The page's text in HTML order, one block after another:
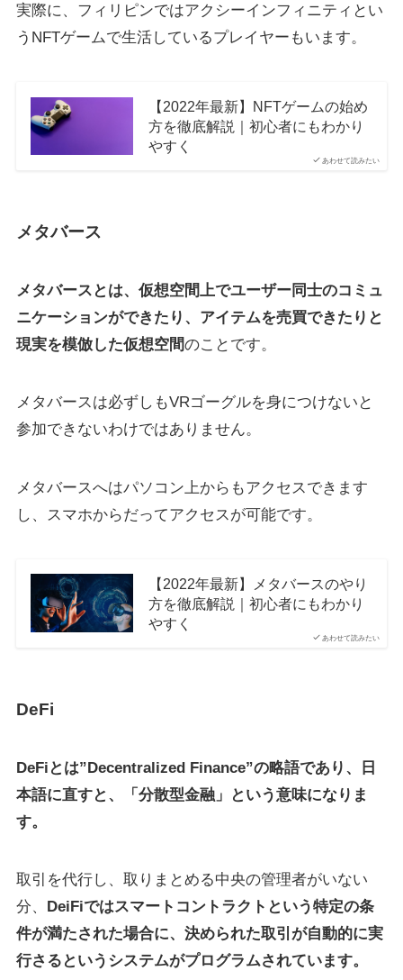
実際に、フィリピンではアクシーインフィニティとい
うNFTゲームで生活しているプレイヤーもいます。
あわせて読みたい
【2022年最新】NFTゲームの始め
方を徹底解説｜初心者にもわかり
やすく
メタバース
メタバースとは、仮想空間上でユーザー同士のコミュ
ニケーションができたり、アイテムを売買できたりと
現実を模倣した仮想空間のことです。
メタバースは必ずしもVRゴーグルを身につけないと
参加できないわけではありません。
メタバースへはパソコン上からもアクセスできます
し、スマホからだってアクセスが可能です。
あわせて読みたい
【2022年最新】メタバースのやり
方を徹底解説｜初心者にもわかり
やすく
DeFi
DeFiとは”Decentralized Finance”の略語であり、日
本語に直すと、「分散型金融」という意味になりま
す。
取引を代行し、取りまとめる中央の管理者がいない
分、
DeiFiではスマートコントラクトという特定の条
件が満たされた場合に、決められた取引が自動的に実
行さるというシステムがプログラムされています。